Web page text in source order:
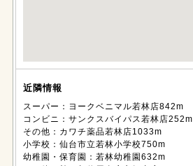
近隣情報
スーパー：ヨークベニマル若林店842m
コンビニ：サンクスバイパス若林店252m
その他：カワチ薬品若林店1033m
小学校：仙台市立若林小学校750m
幼稚園・保育園：若林幼稚園632m